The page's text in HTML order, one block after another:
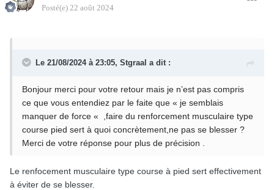
Posté(e) 22 août 2024
Le 21/08/2024 à 23:05, Stgraal a dit :
Bonjour merci pour votre retour mais je n’est pas compris
ce que vous entendiez par le faite que « je semblais
manquer de force « ,faire du renforcement musculaire type
course pied sert à quoi concrètement,ne pas se blesser ?
Merci de votre réponse pour plus de précision .
Le renfocement musculaire type course à pied sert effectivement
à éviter de se blesser.